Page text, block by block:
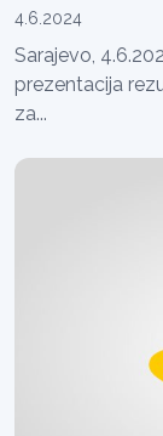
4.6.2024
Sarajevo,
prezentacija
za...